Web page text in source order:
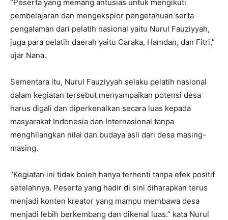
“Peserta yang memang antusias untuk mengikuti
pembelajaran dan mengeksplor pengetahuan serta
pengalaman dari pelatih nasional yaitu Nurul Fauziyyah,
juga para pelatih daerah yaitu Caraka, Hamdan, dan Fitri,”
ujar Nana.
Sementara itu, Nurul Fauziyyah selaku pelatih nasional
dalam kegiatan tersebut menyampaikan potensi desa
harus digali dan diperkenalkan secara luas kepada
masyarakat Indonesia dan Internasional tanpa
menghilangkan nilai dan budaya asli dari desa masing-
masing.
“Kegiatan ini tidak boleh hanya terhenti tanpa efek positif
setelahnya. Peserta yang hadir di sini diharapkan terus
menjadi konten kreator yang mampu membawa desa
menjadi lebih berkembang dan dikenal luas.” kata Nurul